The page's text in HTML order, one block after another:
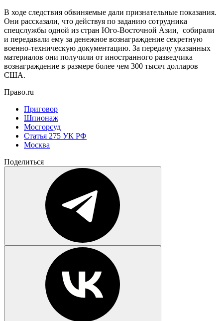
В ходе следствия обвиняемые дали признательные показания.
Они рассказали, что действуя по заданию сотрудника
спецслужбы одной из стран Юго-Восточной Азии, собирали
и передавали ему за денежное вознаграждение секретную
военно-техническую документацию. За передачу указанных
материалов они получили от иностранного разведчика
вознаграждение в размере более чем 300 тысяч долларов
США.
Право.ru
Приговор
Шпионаж
Мосгорсуд
Статья 275 УК РФ
Москва
Поделиться